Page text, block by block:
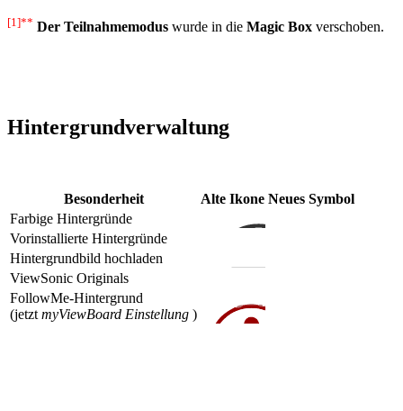
[1]** Der Teilnahmemodus wurde in die Magic Box verschoben.
Hintergrundverwaltung
Besonderheit Alte Ikone Neues Symbol
Farbige Hintergründe
Vorinstallierte Hintergründe
Hintergrundbild hochladen
ViewSonic Originals
FollowMe-Hintergrund
(jetzt myViewBoard Einstellung )